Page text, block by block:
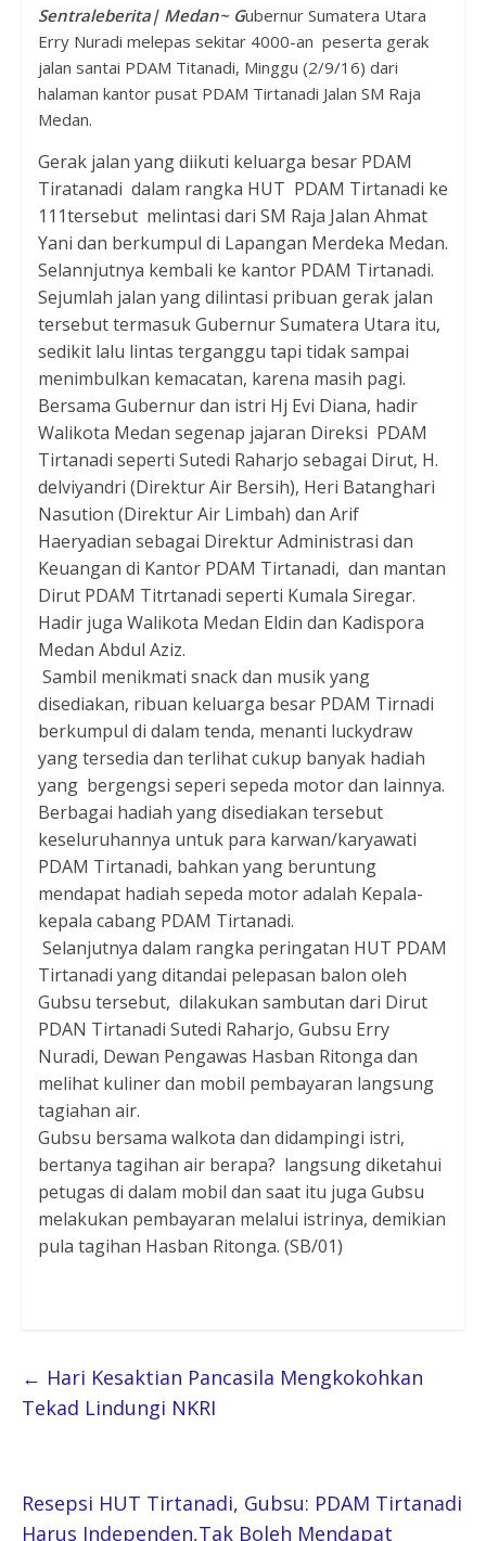
Sentraleberita| Medan~ Gubernur Sumatera Utara
Erry Nuradi melepas sekitar 4000-an peserta gerak
jalan santai PDAM Titanadi, Minggu (2/9/16) dari
halaman kantor pusat PDAM Tirtanadi Jalan SM Raja
Medan.
Gerak jalan yang diikuti keluarga besar PDAM
Tiratanadi dalam rangka HUT PDAM Tirtanadi ke
111tersebut melintasi dari SM Raja Jalan Ahmat
Yani dan berkumpul di Lapangan Merdeka Medan.
Selannjutnya kembali ke kantor PDAM Tirtanadi.
Sejumlah jalan yang dilintasi pribuan gerak jalan
tersebut termasuk Gubernur Sumatera Utara itu,
sedikit lalu lintas terganggu tapi tidak sampai
menimbulkan kemacatan, karena masih pagi.
Bersama Gubernur dan istri Hj Evi Diana, hadir
Walikota Medan segenap jajaran Direksi PDAM
Tirtanadi seperti Sutedi Raharjo sebagai Dirut, H.
delviyandri (Direktur Air Bersih), Heri Batanghari
Nasution (Direktur Air Limbah) dan Arif
Haeryadian sebagai Direktur Administrasi dan
Keuangan di Kantor PDAM Tirtanadi, dan mantan
Dirut PDAM Titrtanadi seperti Kumala Siregar.
Hadir juga Walikota Medan Eldin dan Kadispora
Medan Abdul Aziz.
Sambil menikmati snack dan musik yang
disediakan, ribuan keluarga besar PDAM Tirnadi
berkumpul di dalam tenda, menanti luckydraw
yang tersedia dan terlihat cukup banyak hadiah
yang bergengsi seperi sepeda motor dan lainnya.
Berbagai hadiah yang disediakan tersebut
keseluruhannya untuk para karwan/karyawati
PDAM Tirtanadi, bahkan yang beruntung
mendapat hadiah sepeda motor adalah Kepala-
kepala cabang PDAM Tirtanadi.
Selanjutnya dalam rangka peringatan HUT PDAM
Tirtanadi yang ditandai pelepasan balon oleh
Gubsu tersebut, dilakukan sambutan dari Dirut
PDAN Tirtanadi Sutedi Raharjo, Gubsu Erry
Nuradi, Dewan Pengawas Hasban Ritonga dan
melihat kuliner dan mobil pembayaran langsung
tagiahan air.
Gubsu bersama walkota dan didampingi istri,
bertanya tagihan air berapa? langsung diketahui
petugas di dalam mobil dan saat itu juga Gubsu
melakukan pembayaran melalui istrinya, demikian
pula tagihan Hasban Ritonga. (SB/01)
← Hari Kesaktian Pancasila Mengkokohkan
Tekad Lindungi NKRI
Resepsi HUT Tirtanadi, Gubsu: PDAM Tirtanadi
Harus Independen,Tak Boleh Mendapat